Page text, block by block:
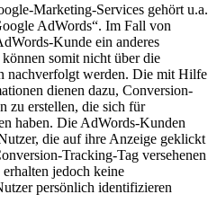
Marketing-Services gehört u.a.
AdWords“. Im Fall von
Kunde ein anderes
somit nicht über die
nachverfolgt werden. Die mit Hilfe
dienen dazu, Conversion-
zu erstellen, die sich für
haben. Die AdWords-Kunden
die auf ihre Anzeige geklickt
Tracking-Tag versehenen
jedoch keine
persönlich identifizieren